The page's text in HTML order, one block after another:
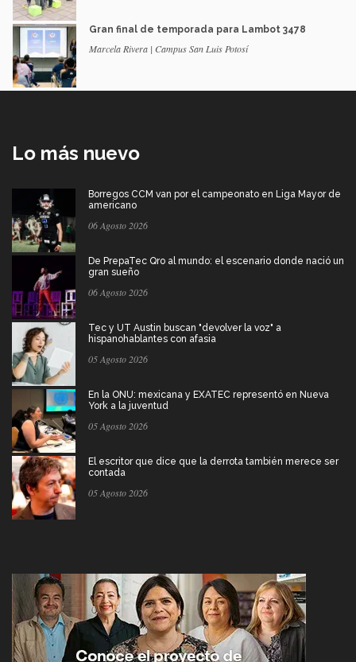
Gran final de temporada para Lambot 3478
Marcela Rivera | Campus San Luis Potosí
Lo más nuevo
Borregos CCM van por el campeonato en Liga Mayor de
americano
06 Agosto 2026
De PrepaTec Qro al mundo: el escenario donde nació un
gran sueño
06 Agosto 2026
Tec y UT Austin buscan "devolver la voz" a
hispanohablantes con afasia
05 Agosto 2026
En la ONU: mexicana y EXATEC representó en Nueva
York a la juventud
05 Agosto 2026
El escritor que dice que la derrota también merece ser
contada
05 Agosto 2026